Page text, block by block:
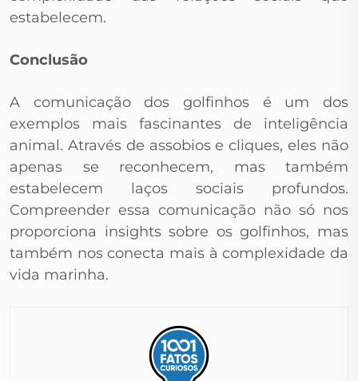
estabelecem.
Conclusão
A comunicação dos golfinhos é um dos
exemplos mais fascinantes de inteligência
animal. Através de assobios e cliques, eles não
apenas se reconhecem, mas também
estabelecem laços sociais profundos.
Compreender essa comunicação não só nos
proporciona insights sobre os golfinhos, mas
também nos conecta mais à complexidade da
vida marinha.